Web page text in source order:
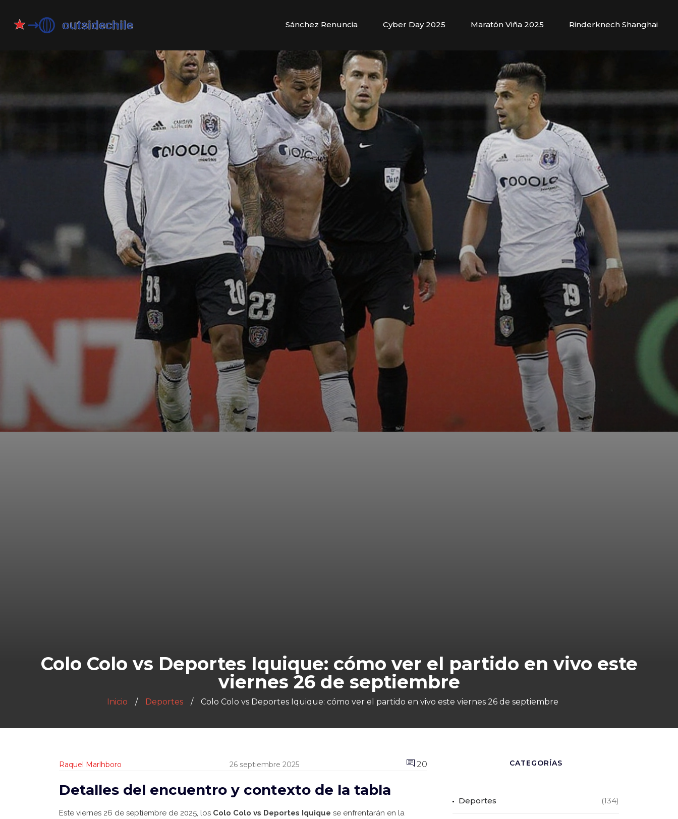
Sánchez Renuncia Cyber Day 2025 Maratón Viña 2025 Rinderknech Shanghai
Colo Colo vs Deportes Iquique: cómo ver el partido en vivo este
viernes 26 de septiembre
Inicio Deportes Colo Colo vs Deportes Iquique: cómo ver el partido en vivo este viernes 26 de septiembre
Raquel Marlhboro 26 septiembre 2025 20
Detalles del encuentro y contexto de la tabla
Este viernes 26 de septiembre de 2025, los Colo Colo vs Deportes Iquique se enfrentarán en la
CATEGORÍAS
Deportes (134)